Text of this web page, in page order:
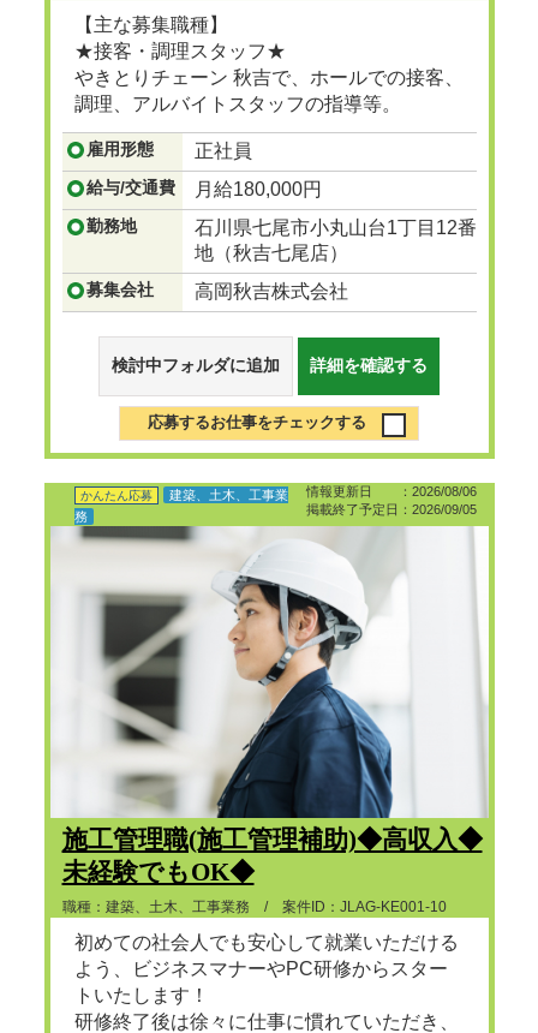
【主な募集職種】
★接客・調理スタッフ★
やきとりチェーン 秋吉で、ホールでの接客、
調理、アルバイトスタッフの指導等。
...つづきを見る
雇用形態 正社員
給与/交通費 月給180,000円
勤務地
石川県七尾市小丸山台1丁目12番
地（秋吉七尾店）
募集会社 高岡秋吉株式会社
検討中フォルダに追加 詳細を確認する
応募するお仕事をチェックする
情報更新日 ：2026/08/06
掲載終了予定日：2026/09/05
かんたん応募
建築、土木、工事業
務
施工管理職(施工管理補助)◆高収入◆
未経験でもOK◆
職種：建築、土木、工事業務 / 案件ID：JLAG-KE001-10
初めての社会人でも安心して就業いただける
よう、ビジネスマナーやPC研修からスター
トいたします！
研修終了後は徐々に仕事に慣れていただき、